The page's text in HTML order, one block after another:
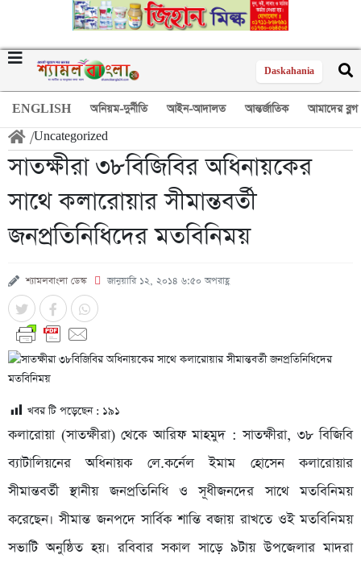
Daskahania
ENGLISH অনিয়ম-দুর্নীতি আইন-আদালত আন্তর্জাতিক আমাদের ব্লগ
/Uncategorized
সাতক্ষীরা ৩৮বিজিবির অধিনায়কের
সাথে কলারোয়ার সীমান্তবর্তী
জনপ্রতিনিধিদের মতবিনিময়
শ্যামলবাংলা ডেস্ক জানুয়ারি ১২, ২০১৪ ৬:৫০ অপরাহ্ণ
খবর টি পড়েছেন : ১৯১
কলারোয়া (সাতক্ষীরা) থেকে আরিফ মাহমুদ : সাতক্ষীরা, ৩৮ বিজিবি
ব্যাটালিয়নের অধিনায়ক লে.কর্নেল ইমাম হোসেন কলারোয়ার
সীমান্তবর্তী স্থানীয় জনপ্রতিনিধি ও সূধীজনদের সাথে মতবিনিময়
করেছেন। সীমান্ত জনপদে সার্বিক শান্তি বজায় রাখতে ওই মতবিনিময়
সভাটি অনুষ্ঠিত হয়। রবিবার সকাল সাড়ে ৯টায় উপজেলার মাদরা